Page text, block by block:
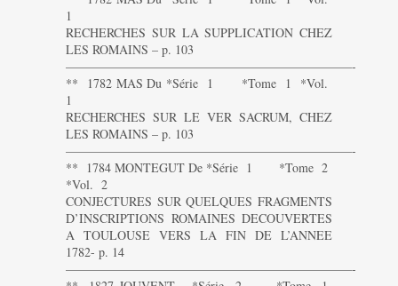
1
RECHERCHES SUR LA SUPPLICATION CHEZ
LES ROMAINS – p. 103
———————————————————————-
** 1782 MAS Du *Série 1 *Tome 1 *Vol.
1
RECHERCHES SUR LE VER SACRUM, CHEZ
LES ROMAINS – p. 103
———————————————————————-
** 1784 MONTEGUT De *Série 1 *Tome 2
*Vol. 2
CONJECTURES SUR QUELQUES FRAGMENTS
D’INSCRIPTIONS ROMAINES DECOUVERTES
A TOULOUSE VERS LA FIN DE L’ANNEE
1782- p. 14
———————————————————————-